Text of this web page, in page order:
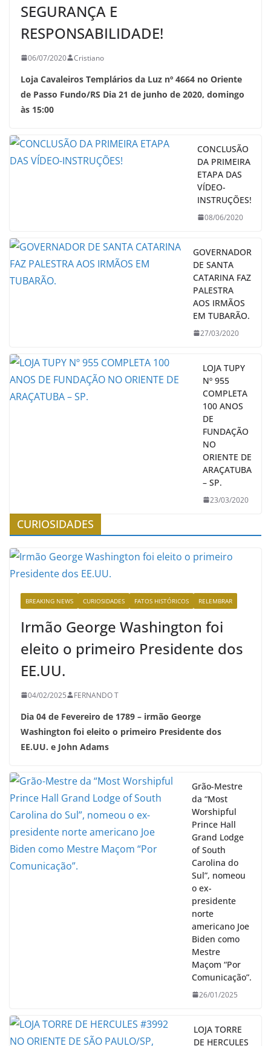
SEGURANÇA E
RESPONSABILIDADE!
06/07/2020 Cristiano
Loja Cavaleiros Templários da Luz nº 4664 no Oriente
de Passo Fundo/RS Dia 21 de junho de 2020, domingo
às 15:00
CONCLUSÃO
DA PRIMEIRA
ETAPA DAS
VÍDEO-
INSTRUÇÕES!
08/06/2020
GOVERNADOR
DE SANTA
CATARINA FAZ
PALESTRA
AOS IRMÃOS
EM TUBARÃO.
27/03/2020
LOJA TUPY
Nº 955
COMPLETA
100 ANOS
DE
FUNDAÇÃO
NO
ORIENTE DE
ARAÇATUBA
– SP.
23/03/2020
CURIOSIDADES
BREAKING NEWS CURIOSIDADES FATOS HISTÓRICOS RELEMBRAR
Irmão George Washington foi
eleito o primeiro Presidente dos
EE.UU.
04/02/2025 FERNANDO T
Dia 04 de Fevereiro de 1789 – irmão George
Washington foi eleito o primeiro Presidente dos
EE.UU. e John Adams
Grão-Mestre
da “Most
Worshipful
Prince Hall
Grand Lodge
of South
Carolina do
Sul”, nomeou
o ex-
presidente
norte
americano Joe
Biden como
Mestre
Maçom “Por
Comunicação”.
26/01/2025
LOJA TORRE
DE HERCULES